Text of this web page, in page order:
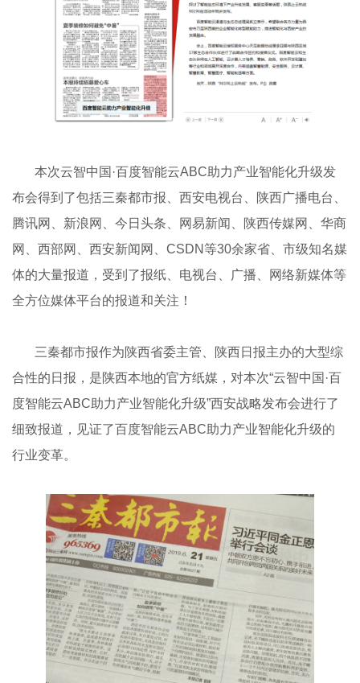
本次云智中国·百度智能云ABC助力产业智能化升级发
布会得到了包括三秦都市报、西安电视台、陕西广播电台、
腾讯网、新浪网、今日头条、网易新闻、陕西传媒网、华商
网、西部网、西安新闻网、CSDN等30余家省、市级知名媒
体的大量报道，受到了报纸、电视台、广播、网络新媒体等
全方位媒体平台的报道和关注！
三秦都市报作为陕西省委主管、陕西日报主办的大型综
合性的日报，是陕西本地的官方纸媒，对本次“云智中国·百
度智能云ABC助力产业智能化升级”西安战略发布会进行了
细致报道，见证了百度智能云ABC助力产业智能化升级的
行业变革。